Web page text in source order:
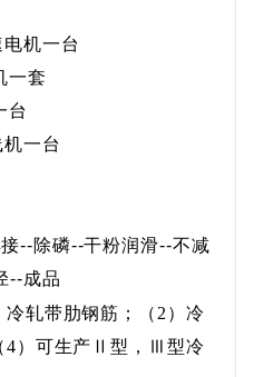
机一台
一套
台
一台
--除磷--干粉润滑--不减
--成品
冷轧带肋钢筋；（2）冷
4）可生产Ⅱ型，Ⅲ型冷